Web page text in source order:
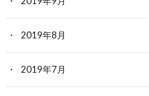
2019年8月
2019年7月